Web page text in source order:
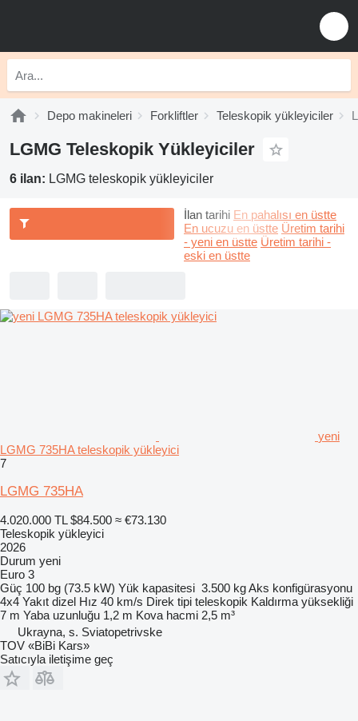
Depo makineleri Forkliftler Teleskopik yükleyiciler
LGMG Teleskopik Yükleyiciler
6 ilan: LGMG teleskopik yükleyiciler
İlan tarihi En pahalısı en üstte
En ucuzu en üstte Üretim tarihi
- yeni en üstte Üretim tarihi -
eski en üstte
yeni
LGMG 735HA teleskopik yükleyici
7
LGMG 735HA
4.020.000 TL $84.500 ≈ €73.130
Teleskopik yükleyici
2026
Durum yeni
Euro 3
Güç 100 bg (73.5 kW) Yük kapasitesi 3.500 kgAks konfigürasyonu
4x4 Yakıt dizel Hız 40 km/s Direk tipi teleskopik Kaldırma yüksekliği
7 m Yaba uzunluğu 1,2 m Kova hacmi 2,5 m³
Ukrayna, s. Sviatopetrivske
TOV «BiBi Kars»
Satıcıyla iletişime geç